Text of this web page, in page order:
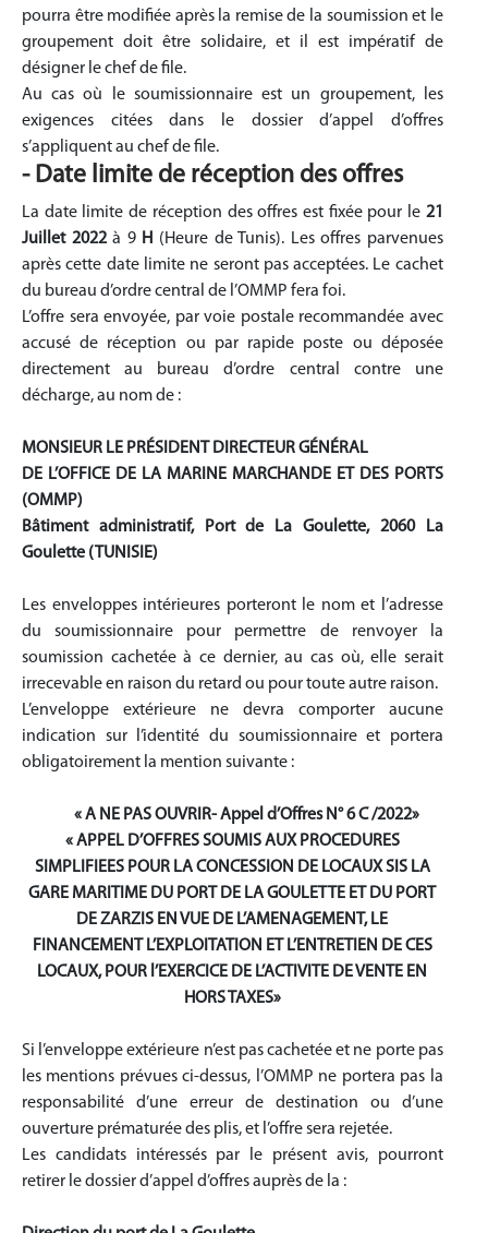
pourra être modifiée après la remise de la soumission et le
groupement doit être solidaire, et il est impératif de
désigner le chef de file.
Au cas où le soumissionnaire est un groupement, les
exigences citées dans le dossier d’appel d’offres
s’appliquent au chef de file.
- Date limite de réception des offres
La date limite de réception des offres est fixée pour le 21
Juillet 2022à 9H (Heure de Tunis). Les offres parvenues
après cette date limite ne seront pas acceptées. Le cachet
du bureau d’ordre central de l’OMMP fera foi.
L’offre sera envoyée, par voie postale recommandée avec
accusé de réception ou par rapide poste ou déposée
directement au bureau d’ordre central contre une
décharge, au nom de :
MONSIEUR LE PRÉSIDENT DIRECTEUR GÉNÉRAL
DE L’OFFICE DE LA MARINE MARCHANDE ET DES PORTS
(OMMP)
Bâtiment administratif, Port de La Goulette, 2060 La
Goulette (TUNISIE)
Les enveloppes intérieures porteront le nom et l’adresse
du soumissionnaire pour permettre de renvoyer la
soumission cachetée à ce dernier, au cas où, elle serait
irrecevable en raison du retard ou pour toute autre raison.
L’enveloppe extérieure ne devra comporter aucune
indication sur l’identité du soumissionnaire et portera
obligatoirement la mention suivante :
« A NE PAS OUVRIR- Appel d’Offres N° 6 C /2022»
«APPEL D’OFFRESSOUMIS AUX PROCEDURES
SIMPLIFIEESPOUR LA CONCESSION DE LOCAUX SIS LA
GARE MARITIME DU PORT DE LA GOULETTE ET DU PORT
DE ZARZIS EN VUE DE L’AMENAGEMENT, LE
FINANCEMENT L’EXPLOITATION ET L’ENTRETIEN DE CES
LOCAUX, POUR l’EXERCICE DE L’ACTIVITE DE VENTE EN
HORS TAXES»
Si l’enveloppe extérieure n’est pas cachetée et ne porte pas
les mentions prévues ci-dessus, l’OMMP ne portera pas la
responsabilité d’une erreur de destination ou d’une
ouverture prématurée des plis, et l’offre sera rejetée.
Les candidats intéressés par le présent avis, pourront
retirer le dossier d’appel d’offres auprès de la :